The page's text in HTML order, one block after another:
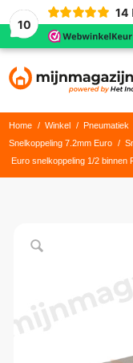
10
14
Home / Winkel / Pneumatiek
Snelkoppeling 7.2mm Euro
/
Euro snelkoppeling 1/2 binnen